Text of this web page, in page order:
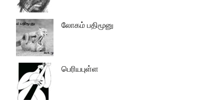
லோகம் பதிமூனு
பெரியபுள்ள